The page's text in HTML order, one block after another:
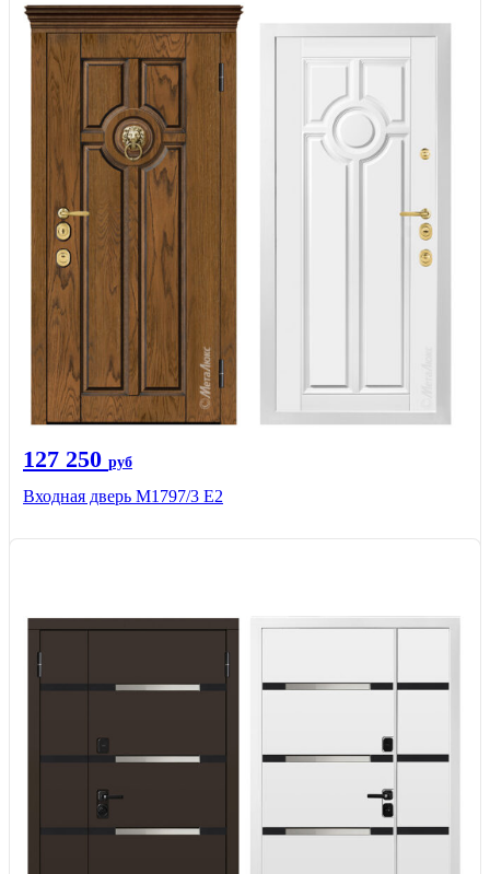
127 250 руб
Входная дверь М1797/3 Е2